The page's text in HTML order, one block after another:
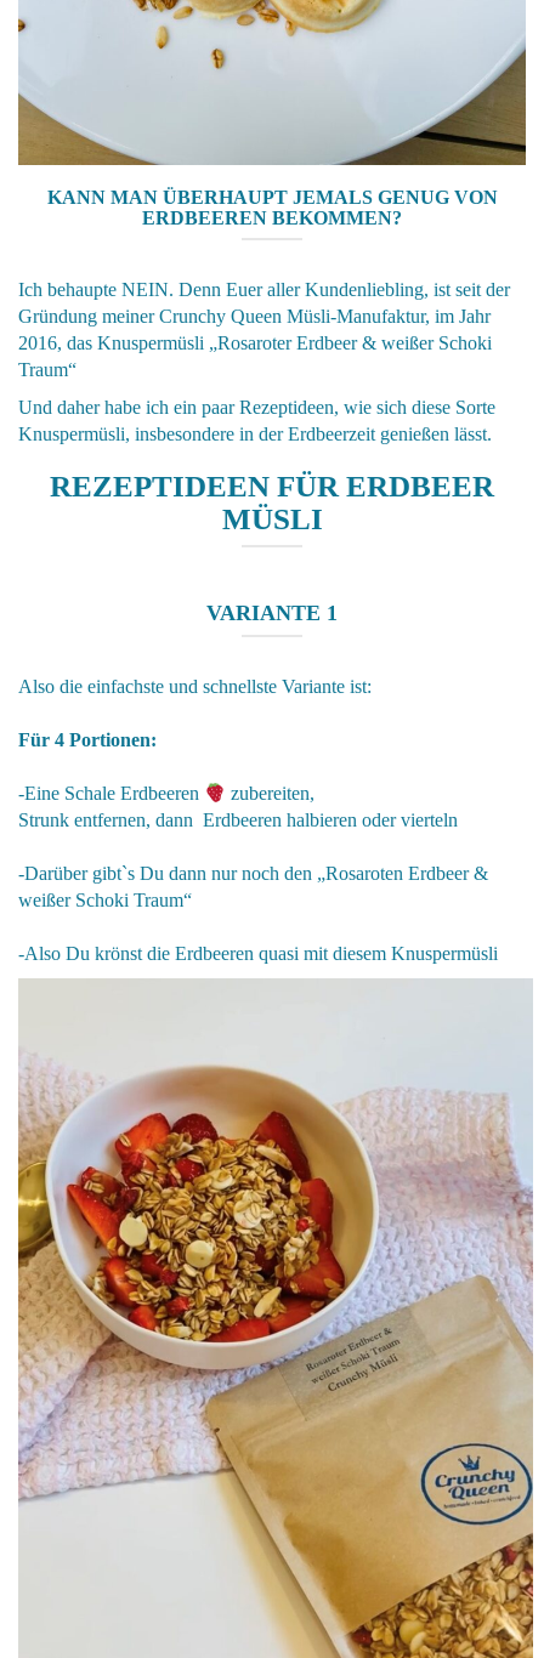
KANN MAN ÜBERHAUPT JEMALS GENUG VON
ERDBEEREN BEKOMMEN?
Ich behaupte NEIN. Denn Euer aller Kundenliebling, ist seit der
Gründung meiner Crunchy Queen Müsli-Manufaktur, im Jahr
2016, das Knuspermüsli „Rosaroter Erdbeer & weißer Schoki
Traum“
Und daher habe ich ein paar Rezeptideen, wie sich diese Sorte
Knuspermüsli, insbesondere in der Erdbeerzeit genießen lässt.
REZEPTIDEEN FÜR ERDBEER
MÜSLI
VARIANTE 1
Also die einfachste und schnellste Variante ist:
Für 4 Portionen:
-Eine Schale Erdbeeren
zubereiten,
Strunk entfernen, dann Erdbeeren halbieren oder vierteln
-Darüber gibt`s Du dann nur noch den „Rosaroten Erdbeer &
weißer Schoki Traum“
-Also Du krönst die Erdbeeren quasi mit diesem Knuspermüsli